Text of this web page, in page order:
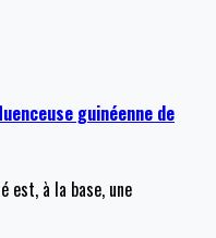
guinéenne de
est, à la base, une